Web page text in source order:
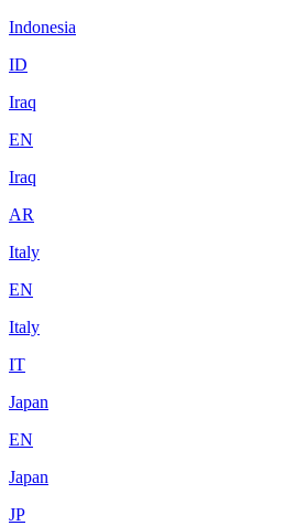
Indonesia
ID
Iraq
EN
Iraq
AR
Italy
EN
Italy
IT
Japan
EN
Japan
JP